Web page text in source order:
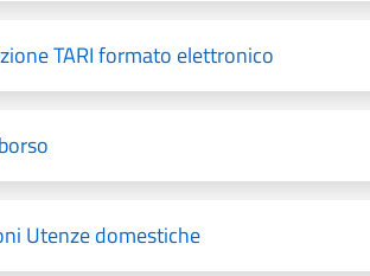
TARI formato elettronico
Utenze domestiche